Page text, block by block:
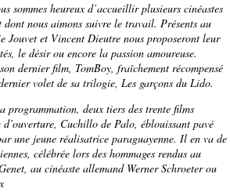
sommes heureux d’accueillir plusieurs cinéastes
nous aimons suivre le travail. Présents au
Jouvet et Vincent Dieutre nous proposeront leur
le désir ou encore la passion amoureuse.
dernier film, TomBoy, fraîchement récompensé
volet de sa trilogie, Les garçons du Lido.
programmation, deux tiers des trente films
Cuchillo de Palo, éblouissant pavé
une jeune réalisatrice paraguayenne. Il en va de
célébrée lors des hommages rendus au
au cinéaste allemand Werner Schroeter ou